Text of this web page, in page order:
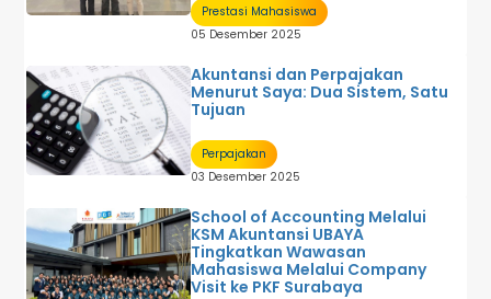
Prestasi Mahasiswa
05 Desember 2025
Akuntansi dan Perpajakan
Menurut Saya: Dua Sistem, Satu
Tujuan
Perpajakan
03 Desember 2025
School of Accounting Melalui
KSM Akuntansi UBAYA
Tingkatkan Wawasan
Mahasiswa Melalui Company
Visit ke PKF Surabaya